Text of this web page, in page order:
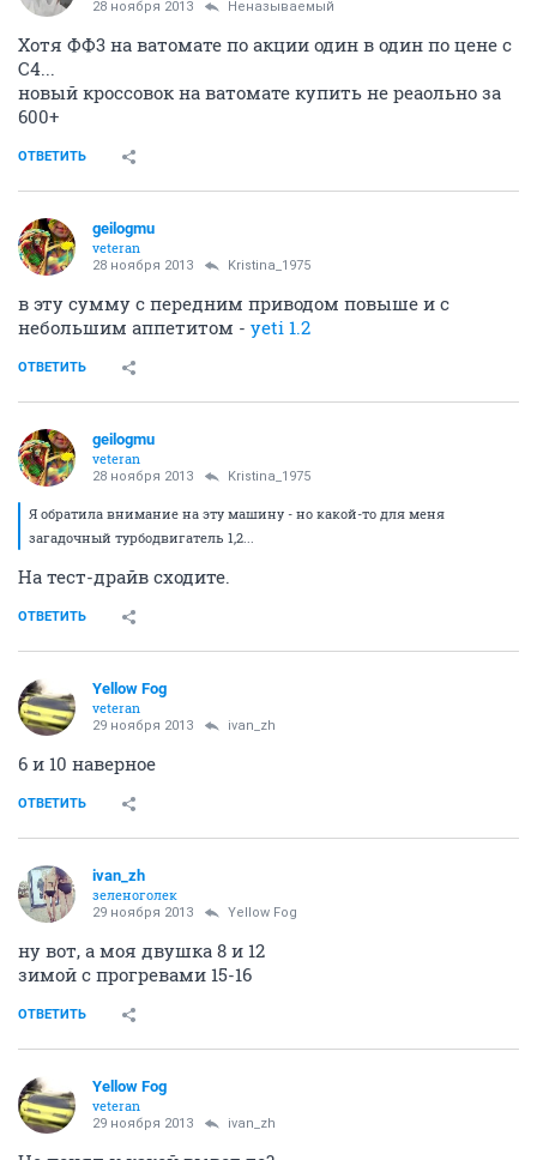
28 ноября 2013 Неназываемый
Хотя ФФ3 на ватомате по акции один в один по цене с
С4...
новый кроссовок на ватомате купить не реаольно за
600+
ОТВЕТИТЬ
geilogmu
veteran
28 ноября 2013 Kristina_1975
в эту сумму с передним приводом повыше и с
небольшим аппетитом - yeti 1.2
ОТВЕТИТЬ
geilogmu
veteran
28 ноября 2013 Kristina_1975
Я обратила внимание на эту машину - но какой-то для меня
загадочный турбодвигатель 1,2...
На тест-драйв сходите.
ОТВЕТИТЬ
Yellow Fog
veteran
29 ноября 2013 ivan_zh
6 и 10 наверное
ОТВЕТИТЬ
ivan_zh
зеленоголек
29 ноября 2013 Yellow Fog
ну вот, а моя двушка 8 и 12
зимой с прогревами 15-16
ОТВЕТИТЬ
Yellow Fog
veteran
29 ноября 2013 ivan_zh